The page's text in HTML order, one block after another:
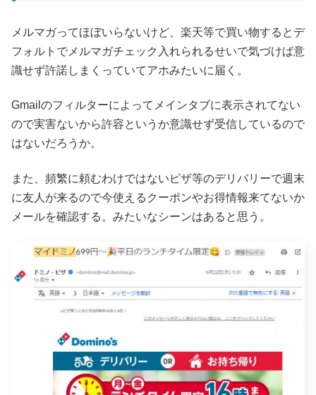
メルマガってほぼいらないけど、楽天等で買い物するとデ
フォルトでメルマガチェック入れられるせいで気づけば意
識せず許諾しまくっていてアホみたいに届く。
Gmailのフィルターによってメインタブに表示されてない
ので実害ないから許容というか意識せず受信しているので
はないだろうか。
また、頻繁に頼むわけではないピザ等のデリバリーで週末
に友人が来るので今使えるクーポンやお得情報来てないか
メールを確認する。みたいなシーンはあると思う。